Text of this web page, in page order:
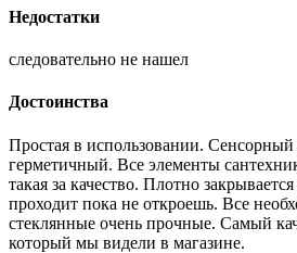
Недостатки
следовательно не нашел
Достоинства
Простая в использовании. Сенсорный
герметичный. Все элементы
такая за качество. Плотно
проходит пока не откроешь. Все
стеклянные очень прочные. Самый
который мы видели в магазине.